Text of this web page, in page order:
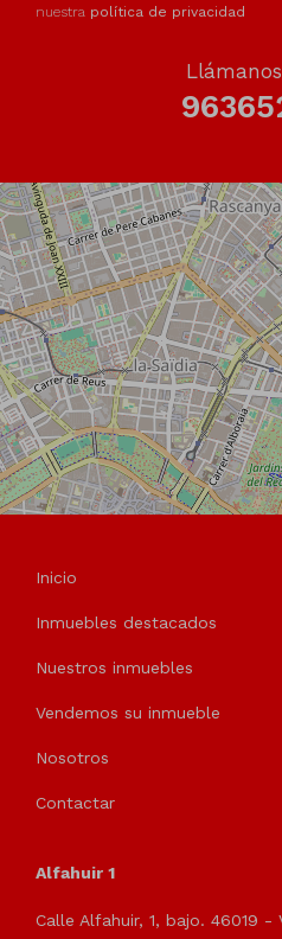
nuestra política de privacidad
Inicio
Inmuebles destacados
Nuestros inmuebles
Vendemos su inmueble
Nosotros
Contactar
Alfahuir 1
Calle Alfahuir, 1, bajo. 46019 -